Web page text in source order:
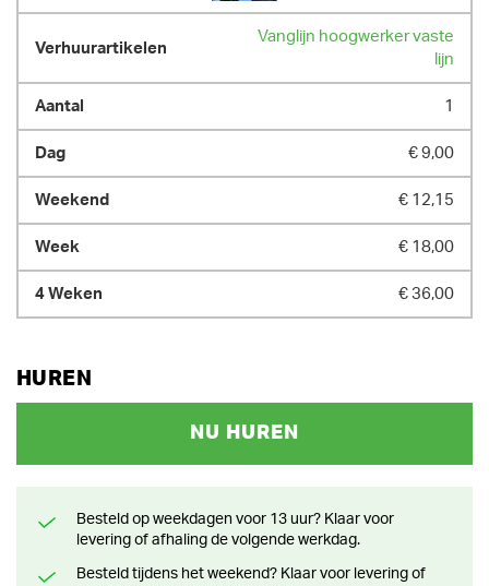
Vanglijn hoogwerker vaste
lijn
1
€ 9,00
€ 12,15
€ 18,00
€ 36,00
HUREN
NU HUREN
Besteld op weekdagen voor 13 uur? Klaar voor
levering of afhaling de volgende werkdag.
Besteld tijdens het weekend? Klaar voor levering of